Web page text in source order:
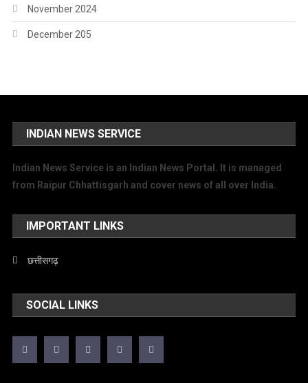
November 2024
December 205
INDIAN NEWS SERVICE
Indian News Service is an Indian News Portal. It is managed
from Raipur Chhattisgarh and cover news of all over India.
IMPORTANT LINKS
छत्तीसगढ़
SOCIAL LINKS